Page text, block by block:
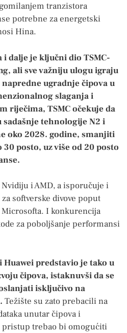
tranzistora
potrebne za energetski
Hina.
i dalje je ključni dio TSMC-
ali sve važniju ulogu igraju
ugradnje čipova u
slaganja i
riječima, TSMC očekuje da
tehnologije N2 i
oko 2028. godine, smanjiti
posto, uz više od 20 posto
i AMD, a isporučuje i
softverske divove poput
Microsofta. I konkurencija
za poboljšanje performansi
predstavio je tako u
čipova, istaknuvši da se
isključivo na
Težište su zato prebacili na
unutar čipova i
pristup trebao bi omogućiti